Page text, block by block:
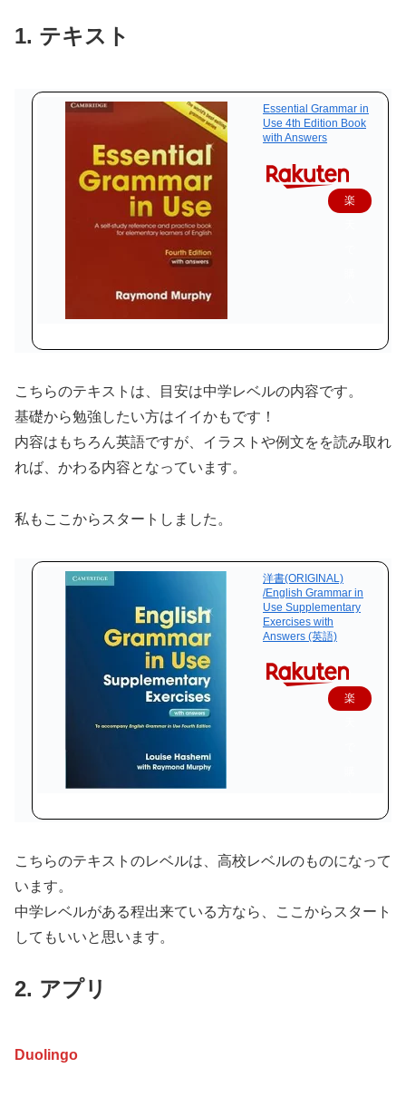
1. テキスト
Essential Grammar in
Use 4th Edition Book
with Answers
楽
こちらのテキストは、目安は中学レベルの内容です。
基礎から勉強したい方はイイかもです！
内容はもちろん英語ですが、イラストや例文をを読み取れ
れば、かわる内容となっています。
私もここからスタートしました。
洋書(ORIGINAL)
/English Grammar in
Use Supplementary
Exercises with
Answers (英語)
楽
こちらのテキストのレベルは、高校レベルのものになって
います。
中学レベルがある程出来ている方なら、ここからスタート
してもいいと思います。
2. アプリ
Duolingo